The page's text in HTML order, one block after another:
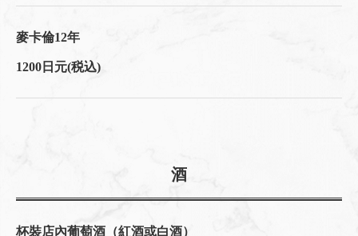
麥卡倫12年
1200日元(税込)
酒
杯裝店內葡萄酒（紅酒或白酒）